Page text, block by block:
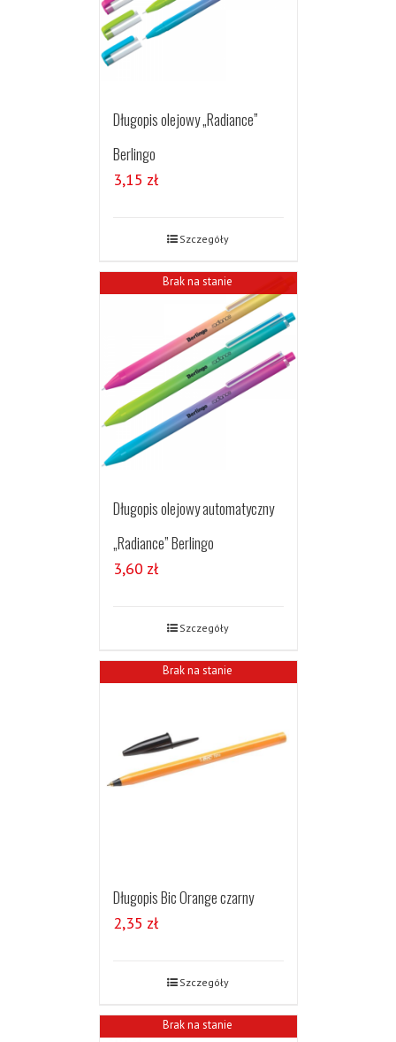
Długopis olejowy „Radiance”
Berlingo
3,15 zł
Szczegóły
Brak na stanie
Długopis olejowy automatyczny
„Radiance” Berlingo
3,60 zł
Szczegóły
Brak na stanie
Długopis Bic Orange czarny
2,35 zł
Szczegóły
Brak na stanie